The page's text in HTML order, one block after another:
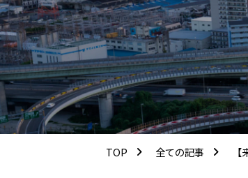
TOP 全ての記事